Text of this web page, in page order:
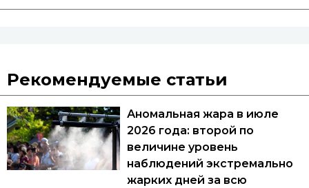
Рекомендуемые статьи
Аномальная жара в июле
2026 года: второй по
величине уровень
наблюдений экстремально
жарких дней за всю